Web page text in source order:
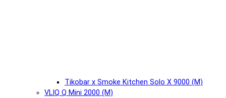
Tikobar x Smoke Kitchen Solo X 9000 (М)
VLIQ Q Mini 2000 (М)